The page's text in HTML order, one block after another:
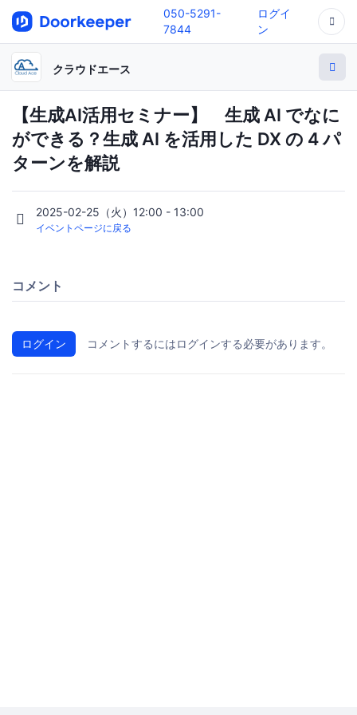
050-5291-
7844
ログイ
ン
クラウドエース
【生成AI活用セミナー】 生成 AI でなに
ができる？生成 AI を活用した DX の 4 パ
ターンを解説
2025-02-25（火）12:00 - 13:00
イベントページに戻る
コメント
ログイン コメントするにはログインする必要があります。